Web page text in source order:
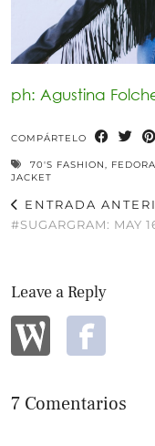
ph: Agustina
COMPÁRTELO
70'S FASHION, FEDORA
JACKET
ENTRADA
#SUGARGRAM: MAY
Leave a Reply
7 Comentarios